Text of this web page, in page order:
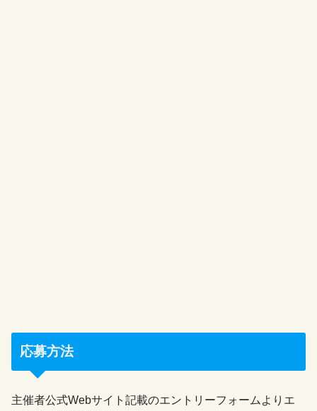
応募方法
主催者公式Webサイト記載のエントリーフォームよりエ